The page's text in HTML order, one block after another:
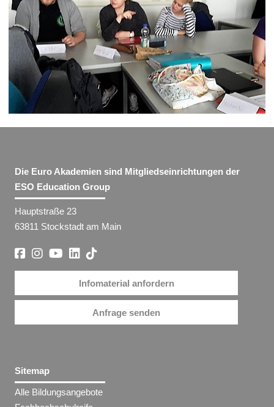
Die Euro Akademien sind Mitgliedseinrichtungen der
ESO Education Group
Hauptstraße 23
63811 Stockstadt am Main
Infomaterial anfordern
Anfrage senden
Sitemap
Alle Bildungsangebote